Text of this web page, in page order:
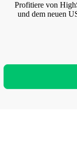
Profitiere von
und dem neuen